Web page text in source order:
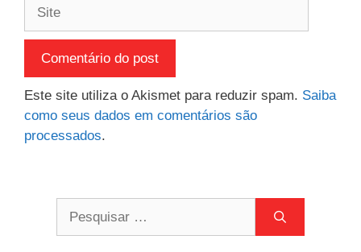
Este site utiliza o Akismet para reduzir spam. Saiba
como seus dados em comentários são
processados.